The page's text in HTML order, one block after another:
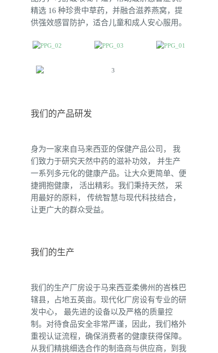
精选 16 种珍贵中草药，并融合滋养燕窝，提
供强效感冒防护，适合儿童和成人安心服用。
我们的产品研发
身为一家来自马来西亚的保健产品公司， 我
们致力于研究天然中药的滋补功效， 并生产
一系列多元化的健康产品。让大众更简单、便
捷拥抱健康， 活出精彩。我们秉持天然， 采
用最好的原料， 传统智慧与现代科技结合，
让更广大的群众受益。
我们的生产
我们的生产厂房设于马来西亚柔佛州的峇株巴
辖县，占地五英亩。现代化厂房设有专业的研
发中心， 最先进的设备以及严格的质量控
制。对待食品安全非常严谨，因此，我们格外
重视认证流程，确保消费者的健康获得保障。
从我们精挑细选合作的制造商与供应商，到我